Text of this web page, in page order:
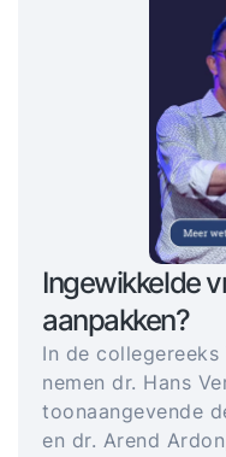
Ingewikkelde
aanpakken?
In de collegereeks
nemen dr. Hans
toonaangevende
en dr. Arend